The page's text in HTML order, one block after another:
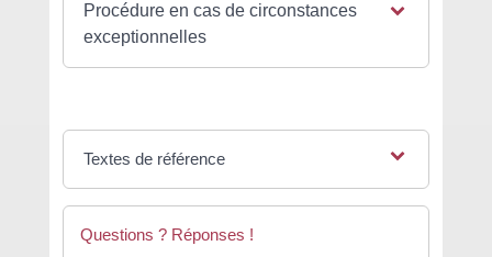
Procédure en cas de circonstances
exceptionnelles
Textes de référence
Questions ? Réponses !